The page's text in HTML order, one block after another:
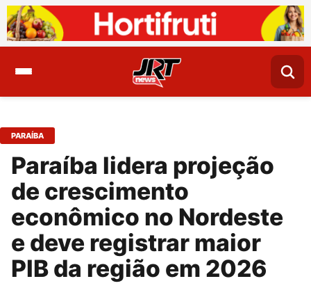
PARAÍBA
Paraíba lidera projeção
de crescimento
econômico no Nordeste
e deve registrar maior
PIB da região em 2026